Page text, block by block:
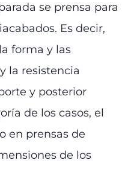
se prensa para
Es decir,
forma y las
la resistencia
y posterior
de los casos, el
en prensas de
de los